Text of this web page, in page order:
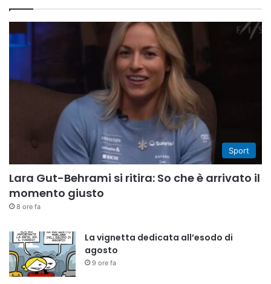
Sport
Lara Gut-Behrami si ritira: So che è arrivato il
momento giusto
8 ore fa
La vignetta dedicata all’esodo di
agosto
9 ore fa